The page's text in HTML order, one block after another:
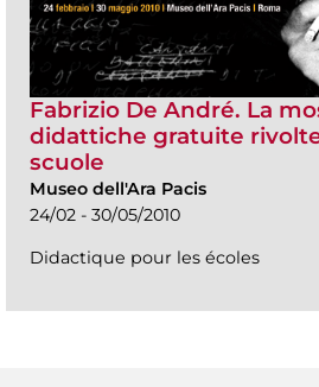
Fabrizio De André. La
didattiche gratuite
scuole
Museo dell'Ara Pacis
24/02 - 30/05/2010
Didactique pour les écoles